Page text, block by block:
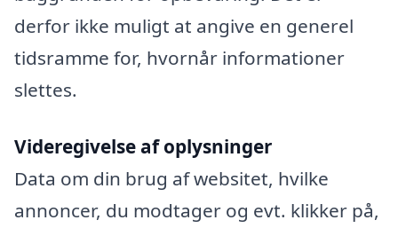
derfor ikke muligt at angive en generel
tidsramme for, hvornår informationer
slettes.
Videregivelse af oplysninger
Data om din brug af websitet, hvilke
annoncer, du modtager og evt. klikker på,